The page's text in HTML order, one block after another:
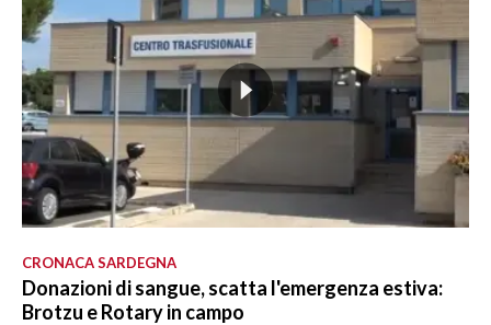
CRONACA SARDEGNA
Donazioni di sangue, scatta l'emergenza estiva:
Brotzu e Rotary in campo